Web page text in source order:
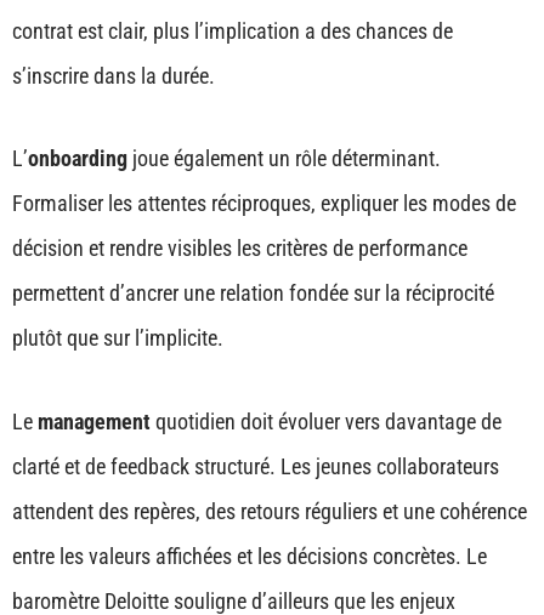
contrat est clair, plus l’implication a des chances de
s’inscrire dans la durée.
L’onboarding joue également un rôle déterminant.
Formaliser les attentes réciproques, expliquer les modes de
décision et rendre visibles les critères de performance
permettent d’ancrer une relation fondée sur la réciprocité
plutôt que sur l’implicite.
Le managementquotidien doit évoluer vers davantage de
clarté et de feedback structuré. Les jeunes collaborateurs
attendent des repères, des retours réguliers et une cohérence
entre les valeurs affichées et les décisions concrètes. Le
baromètre Deloitte souligne d’ailleurs que les enjeux